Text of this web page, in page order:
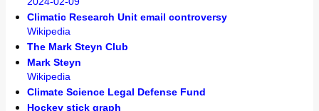
Climatic Research Unit email controversy
Wikipedia
The Mark Steyn Club
Mark Steyn
Wikipedia
Climate Science Legal Defense Fund
Hockey stick graph